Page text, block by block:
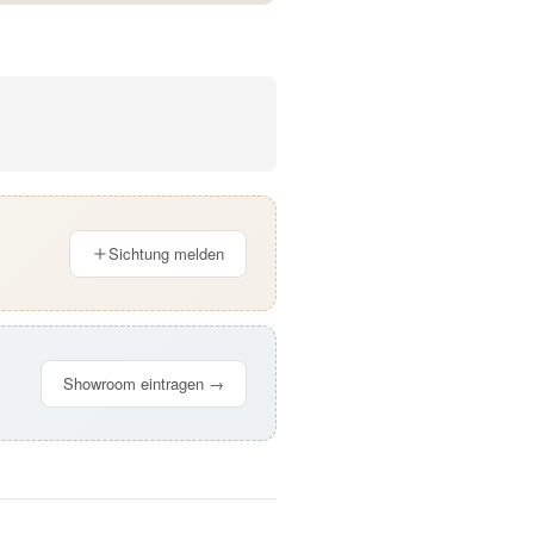
Sichtung melden
Showroom eintragen →